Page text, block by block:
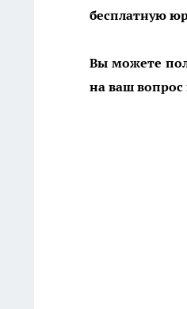
бесплатную
Вы можете
на ваш вопрос